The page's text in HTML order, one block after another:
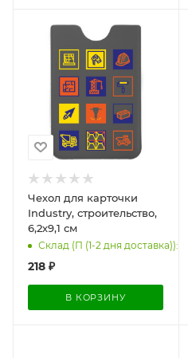
Чехол для карточки
Industry, строительство,
6,2х9,1 см
Склад (П (1-2 дня доставка)): 30
218 ₽
В КОРЗИНУ